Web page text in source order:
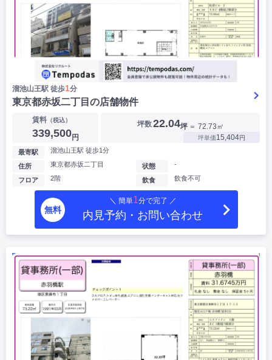
溜池山王駅 徒歩1分
東京都赤坂二丁目の店舗物件
賃料（税込）
339,500円
坪数22.04坪 ＝ 72.73㎡
坪単価15,404円
最寄駅 溜池山王駅 徒歩1分
住所 東京都赤坂二丁目
フロア 2階
状態 -
飲食 飲食不可
無料
＼ 簡単1分で完了 ／
内見予約・お問い合わせ